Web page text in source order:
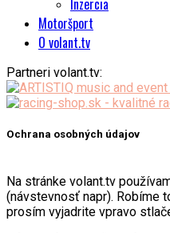
Inzercia
Motoršport
O volant.tv
Partneri volant.tv:
Ochrana osobných údajov
Na stránke volant.tv
(návstevnosť napr). Robíme
prosím vyjadrite vpravo